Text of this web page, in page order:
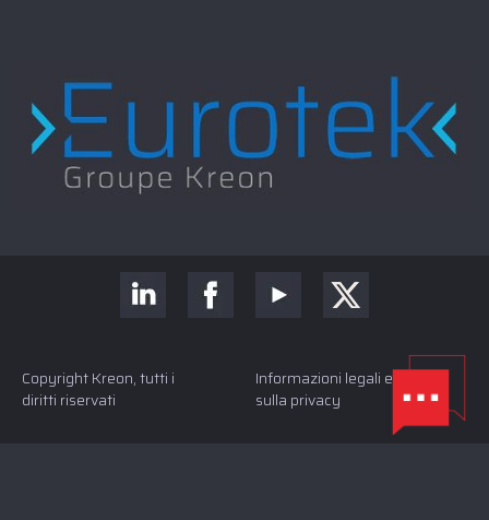
Copyright Kreon, tutti i
diritti riservati
Informazioni legali e politica
sulla privacy